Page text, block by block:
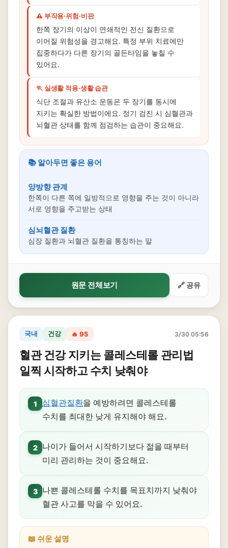
⚠️ 부작용·위험·비판
한쪽 장기의 이상이 연쇄적인 전신 질환으로
이어질 위험성을 경고해요. 특정 부위 치료에만
집중하다가 다른 장기의 골든타임을 놓칠 수
있어요.
🏃 실생활 적용·생활 습관
식단 조절과 유산소 운동은 두 장기를 동시에
지키는 확실한 방법이에요. 정기 검진 시 심혈관과
뇌혈관 상태를 함께 점검하는 습관이 중요해요.
📚 알아두면 좋은 용어
양방향 관계
한쪽이 다른 쪽에 일방적으로 영향을 주는 것이 아니라
서로 영향을 주고받는 상태
심뇌혈관 질환
심장 질환과 뇌혈관 질환을 통칭하는 말
원문 전체보기 🔗 공유
국내 건강 🔥 95 3/30 05:56
혈관 건강 지키는 콜레스테롤 관리법
일찍 시작하고 수치 낮춰야
1 심혈관질환을 예방하려면 콜레스테롤
수치를 최대한 낮게 유지해야 해요.
2
나이가 들어서 시작하기보다 젊을 때부터
미리 관리하는 것이 중요해요.
3
나쁜 콜레스테롤 수치를 목표치까지 낮춰야
혈관 사고를 막을 수 있어요.
📖 쉬운 설명